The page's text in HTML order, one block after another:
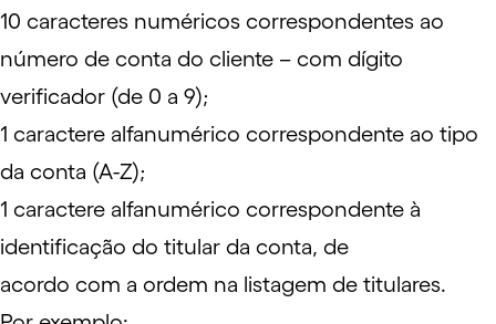
10 caracteres numéricos correspondentes ao
número de conta do cliente – com dígito
verificador (de 0 a 9);
1 caractere alfanumérico correspondente ao tipo
da conta (A-Z);
1 caractere alfanumérico correspondente à
identificação do titular da conta, de
acordo com a ordem na listagem de titulares.